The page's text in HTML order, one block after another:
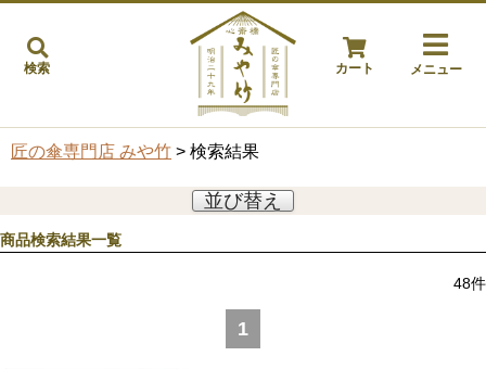
検索 カート メニュー
匠の傘専門店 みや竹 > 検索結果
並び替え
商品検索結果一覧
48件
1